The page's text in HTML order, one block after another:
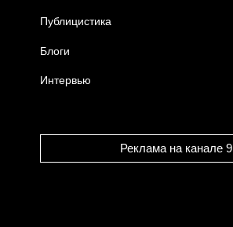
Публицистика
Блоги
Интервью
Реклама на канале 9